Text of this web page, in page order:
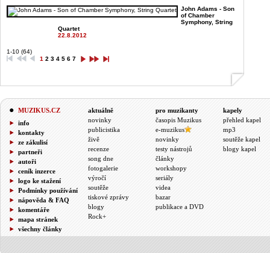
John Adams - Son
of Chamber
Symphony, String
Quartet
22.8.2012
1-10 (64)
1 2 3 4 5 6 7
MUZIKUS.CZ
info
kontakty
ze zákulisí
partneři
autoři
ceník inzerce
logo ke stažení
Podmínky používání
nápověda & FAQ
komentáře
mapa stránek
všechny články
aktuálně
novinky
publicistika
živě
recenze
song dne
fotogalerie
výročí
soutěže
tiskové zprávy
blogy
Rock+
pro muzikanty
časopis Muzikus
e-muzikus
novinky
testy nástrojů
články
workshopy
seriály
videa
bazar
publikace a DVD
kapely
přehled kapel
mp3
soutěže kapel
blogy kapel